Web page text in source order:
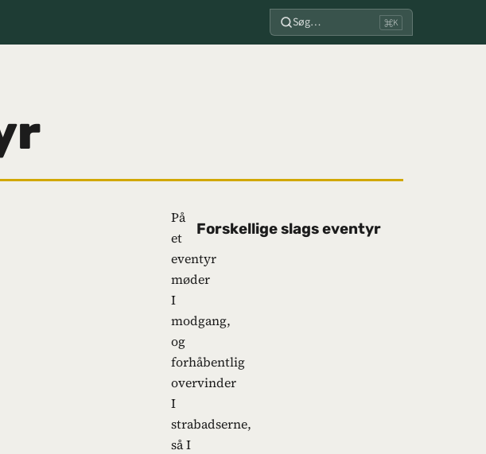
Søg… ⌘K
På
et
eventyr
møder
I
modgang,
og
forhåbentlig
overvinder
I
strabadserne,
så I
Forskellige slags eventyr